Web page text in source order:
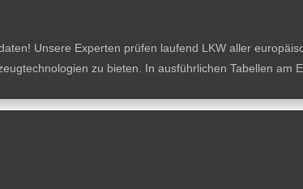
Unsere Experten prüfen laufend LKW aller
zu bieten. In ausführlichen Tabellen am